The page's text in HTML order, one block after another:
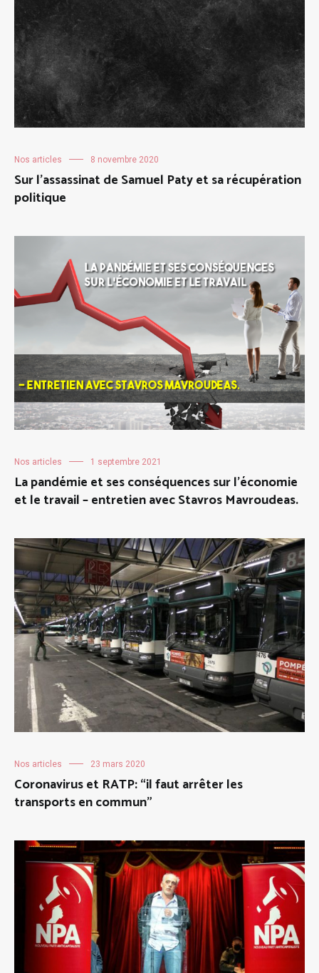
Nos articles 8 novembre 2020
Sur l’assassinat de Samuel Paty et sa récupération
politique
Nos articles 1 septembre 2021
La pandémie et ses conséquences sur l’économie
et le travail – entretien avec Stavros Mavroudeas.
Nos articles 23 mars 2020
Coronavirus et RATP: “il faut arrêter les
transports en commun”